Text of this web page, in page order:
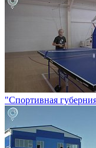
"Спортивная